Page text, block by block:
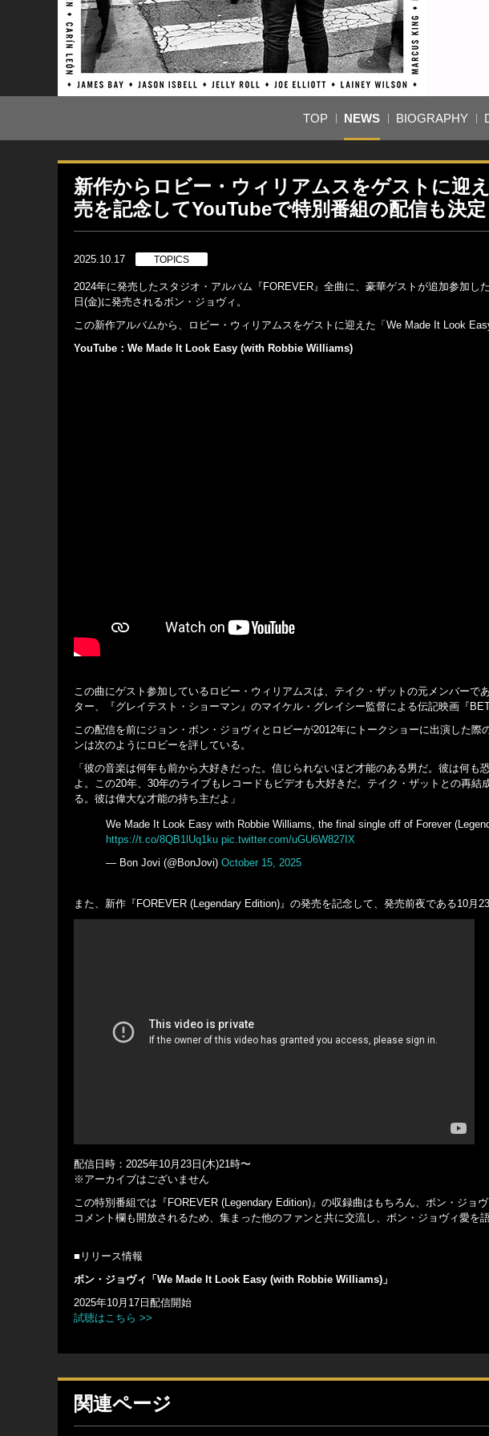
TOP NEWS BIOGRAPHY
新作からロビー・ウィリアムスをゲストに迎
売を記念してYouTubeで特別番組の配信も決定
2025.10.17 TOPICS
2024年に発売したスタジオ・アルバム『FOREVER』全曲に、豪華ゲストが追加参加し
日(金)に発売されるボン・ジョヴィ。
この新作アルバムから、ロビー・ウィリアムスをゲストに迎えた「We Made It Look
YouTube：We Made It Look Easy (with Robbie Williams)
この曲にゲスト参加しているロビー・ウィリアムスは、テイク・ザットの元メンバーで
ター、『グレイテスト・ショーマン』のマイケル・グレイシー監督による伝記映画『
この配信を前にジョン・ボン・ジョヴィとロビーが2012年にトークショーに出演した
ンは次のようにロビーを評している。
「彼の音楽は何年も前から大好きだった。信じられないほど才能のある男だ。彼は何
よ。この20年、30年のライブもレコードもビデオも大好きだ。テイク・ザットとの再
る。彼は偉大な才能の持ち主だよ」
We Made It Look Easy with Robbie Williams, the final single off of Forever
https://t.co/8QB1lUq1ku pic.twitter.com/uGU6W827IX
— Bon Jovi (@BonJovi) October 15, 2025
また、新作『FOREVER (Legendary Edition)』の発売を記念して、発売前夜である10月
配信日時：2025年10月23日(木)21時〜
※アーカイブはございません
この特別番組では『FOREVER (Legendary Edition)』の収録曲はもちろん、ボン・ジョ
コメント欄も開放されるため、集まった他のファンと共に交流し、ボン・ジョヴィ愛を
■リリース情報
ボン・ジョヴィ「We Made It Look Easy (with Robbie Williams)」
2025年10月17日配信開始
試聴はこちら >>
関連ページ